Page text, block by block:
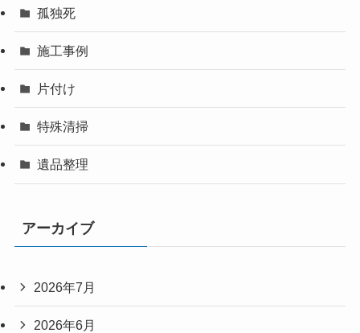
孤独死
施工事例
片付け
特殊清掃
遺品整理
アーカイブ
2026年7月
2026年6月